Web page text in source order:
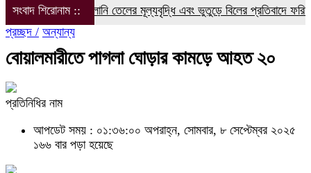
সংবাদ শিরোনাম ::
গ্যাস ও জ্বালানি তেলের মূল্যবৃদ্ধি এবং ভুতুড়ে বিলের প্রতিবাদে ফরিদপুরে
প্রচ্ছদ / অন্যান্য
বোয়ালমারীতে পাগলা ঘোড়ার কামড়ে আহত ২০
প্রতিনিধির নাম
আপডেট সময় : ০১:৩৬:০০ অপরাহ্ন, সোমবার, ৮ সেপ্টেম্বর ২০২৫
১৬৬ বার পড়া হয়েছে